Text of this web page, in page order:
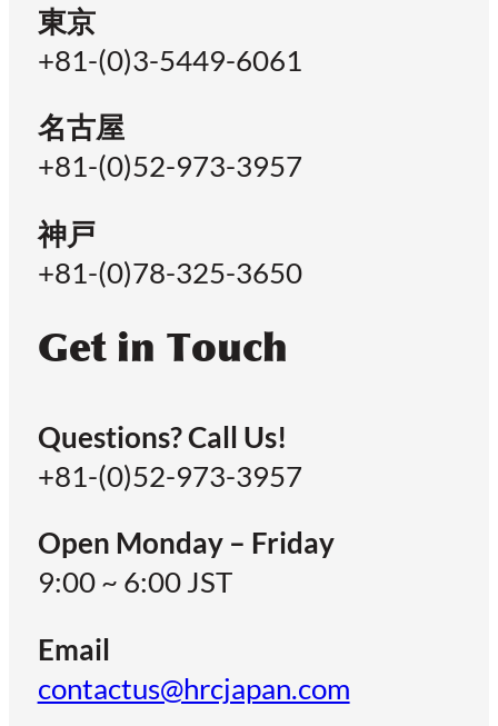
東京
+81-(0)3-5449-6061
名古屋
+81-(0)52-973-3957
神戸
+81-(0)78-325-3650
Get in Touch
Questions? Call Us!
+81-(0)52-973-3957
Open Monday – Friday
9:00 ~ 6:00 JST
Email
contactus@hrcjapan.com